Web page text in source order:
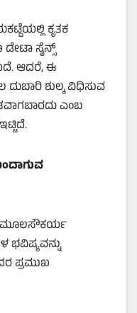
ಕೃತಕ
ಸೈನ್ಸ್
ಆದರೆ, ಈ
ದುಬಾರಿ ಶುಲ್ಕ ವಿಧಿಸುವ
ಎಂಬ
ಮೂಲಸೌಕರ್ಯ
ಭವಿಷ್ಯವನ್ನು
ಪ್ರಮುಖ